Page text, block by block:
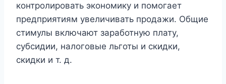
контролировать экономику и помогает
предприятиям увеличивать продажи. Общие
стимулы включают заработную плату,
субсидии, налоговые льготы и скидки,
скидки и т. д.